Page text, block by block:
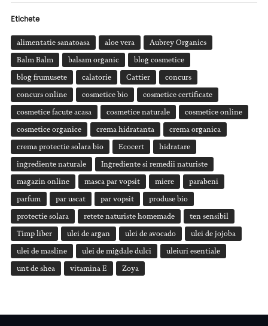
Etichete
alimentatie sanatoasa aloe vera Aubrey Organics
Balm Balm balsam organic blog cosmetice
blog frumusete calatorie Cattier concurs
concurs online cosmetice bio cosmetice certificate
cosmetice facute acasa cosmetice naturale cosmetice online
cosmetice organice crema hidratanta crema organica
crema protectie solara bio Ecocert hidratare
ingrediente naturale Ingrediente si remedii naturiste
magazin online masca par vopsit miere parabeni
parfum par uscat par vopsit produse bio
protectie solara retete naturiste homemade ten sensibil
Timp liber ulei de argan ulei de avocado ulei de jojoba
ulei de masline ulei de migdale dulci uleiuri esentiale
unt de shea vitamina E Zoya